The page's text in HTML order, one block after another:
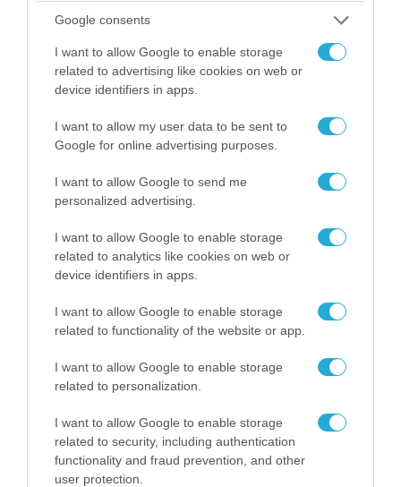
Google consents
I want to allow Google to enable storage
related to advertising like cookies on web or
device identifiers in apps.
I want to allow my user data to be sent to
Google for online advertising purposes.
I want to allow Google to send me
personalized advertising.
I want to allow Google to enable storage
related to analytics like cookies on web or
device identifiers in apps.
I want to allow Google to enable storage
related to functionality of the website or app.
I want to allow Google to enable storage
related to personalization.
I want to allow Google to enable storage
related to security, including authentication
functionality and fraud prevention, and other
user protection.
05.08.2026 | 15:02
περιστατικό με το προεδρικό ελικόπτερο
Marine One που μετέφερε τον Ν.Τραμπ